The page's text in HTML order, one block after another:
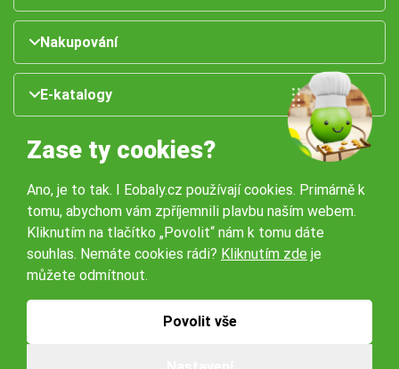
Nakupování
E-katalogy
Naše pobočky:
Obchodní podmínky
Zase ty cookies?
Ano, je to tak. I Eobaly.cz používají cookies. Primárně k
tomu, abychom vám zpříjemnili plavbu naším webem.
Kliknutím na tlačítko „Povolit“ nám k tomu dáte
souhlas. Nemáte cookies rádi? Kliknutím zde je
můžete odmítnout.
Povolit vše